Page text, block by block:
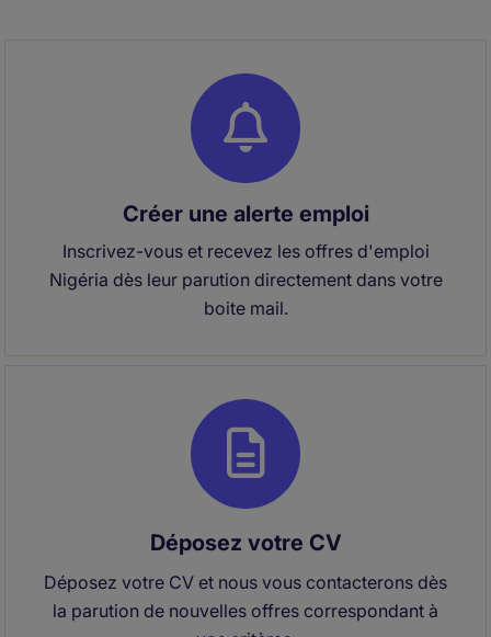
Créer une alerte emploi
Inscrivez-vous et recevez les offres d'emploi
Nigéria dès leur parution directement dans votre
boite mail.
Déposez votre CV
Déposez votre CV et nous vous contacterons dès
la parution de nouvelles offres correspondant à